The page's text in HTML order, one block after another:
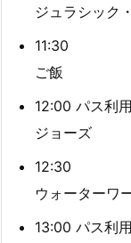
ジュラシック
11:30
ご飯
12:00 パス利用
ジョーズ
12:30
ウォーターワ
13:00 パス利用